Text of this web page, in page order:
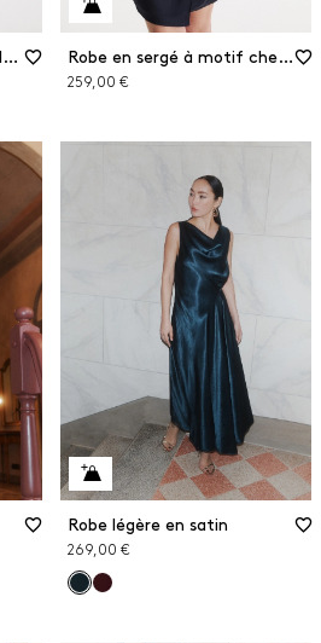
Robe en soie habotai à volants Robe en sergé à motif chevrons
259,00 €
Robe légère en satin
269,00 €